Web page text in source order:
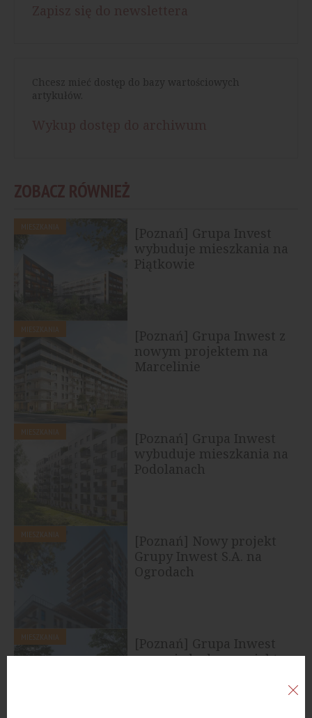
Chcesz mieć dostęp do bazy wartościowych
artykułów.
ZOBACZ RÓWNIEŻ
[Poznań] Grupa Invest
wybuduje mieszkania na
Piątkowie
[Poznań] Grupa Inwest z
nowym projektem na
Marcelinie
[Poznań] Grupa Inwest
wybuduje mieszkania na
Podolanach
[Poznań] Nowy projekt
Grupy Inwest S.A. na
Ogrodach
[Poznań] Grupa Inwest
zapowiada dwa projekty